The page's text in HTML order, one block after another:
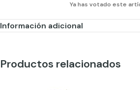
Ya has votado este
Información adicional
Productos relacionados